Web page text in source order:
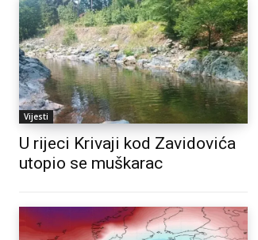
Vijesti
U rijeci Krivaji kod Zavidovića
utopio se muškarac